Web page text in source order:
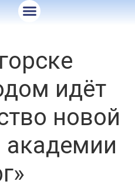
идёт
новой
академии